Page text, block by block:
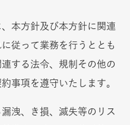
本方針及び本方針に関連
従って業務を行うととも
する法令、規制その他の
事項を遵守いたします。
洩、き損、滅失等のリス